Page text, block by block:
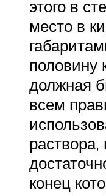
этого в
место в
половину
должная
всем
раствора,
конец